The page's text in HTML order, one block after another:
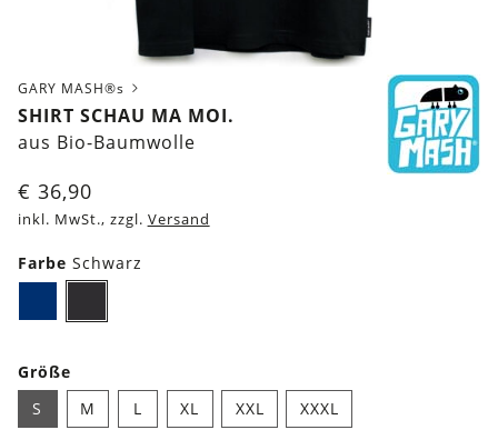
GARY MASH®s
SHIRT SCHAU MA MOI.
aus Bio-Baumwolle
€ 36,90
inkl. MwSt., zzgl. Versand
Farbe Schwarz
Größe
S
M L XL XXL XXXL